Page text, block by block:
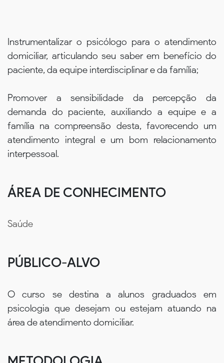
Instrumentalizar o psicólogo para o atendimento
domiciliar, articulando seu saber em benefício do
paciente, da equipe interdisciplinar e da família;
Promover a sensibilidade da percepção da
demanda do paciente, auxiliando a equipe e a
família na compreensão desta, favorecendo um
atendimento integral e um bom relacionamento
interpessoal.
ÁREA DE CONHECIMENTO
Saúde
PÚBLICO-ALVO
O curso se destina a alunos graduados em
psicologia que desejam ou estejam atuando na
área de atendimento domiciliar.